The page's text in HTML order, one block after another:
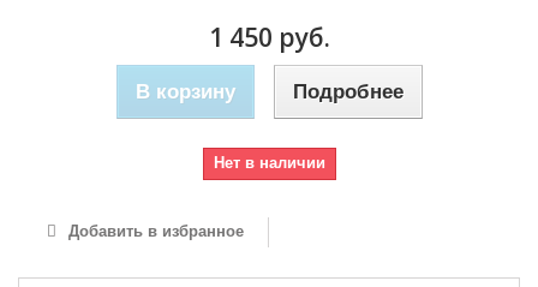
1 450 руб.
В корзину Подробнее
Нет в наличии
Добавить в избранное